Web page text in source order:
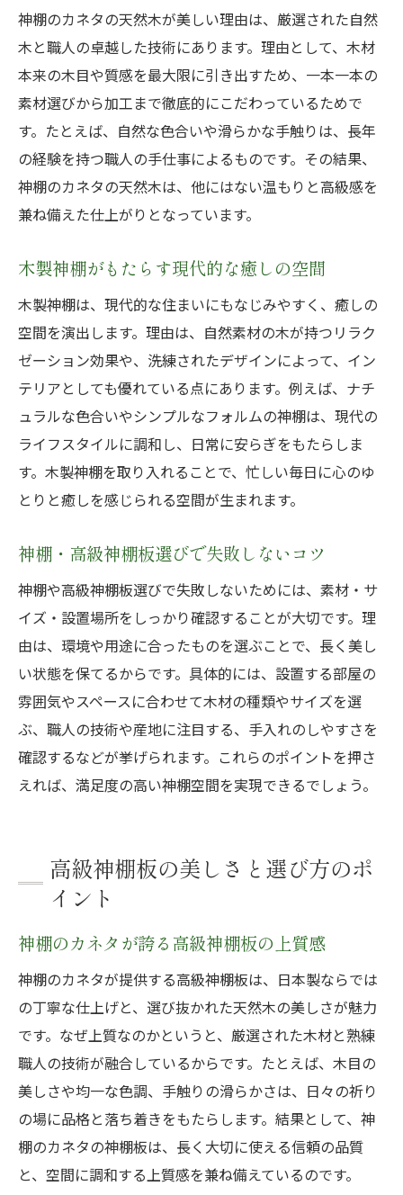
神棚のカネタが伝授する選び方の注意点
神棚のタブー行為と高級神棚板の選定法
神棚・高級神棚板で守るべきマナーとは
天然木神棚設置時の注意点とポイント
雲や榊を引き立てる神棚板の工夫とは
神棚・高級神棚板で雲や榊が映える設計
神棚のカネタ流 榊と雲を美しく飾る方法
雲や白を活かす神棚・高級神棚板の工夫
神棚置物と調和する天然木板の選び方
神棚・高級神棚板で彩る祈りの空間演出
神棚設置で失敗しない天然木の選択法
神棚・高級神棚板選びで後悔しない方法
神棚のカネタ推奨の設置ポイントと注意
神棚雲の貼り方と天然木板の選定ポイント
高級神棚板の選択で失敗しない秘訣とは
神棚と天然木板で叶える理想の祈り空間
神棚のカネタの天然木が美しい理由は、厳選された自然
木と職人の卓越した技術にあります。理由として、木材
本来の木目や質感を最大限に引き出すため、一本一本の
素材選びから加工まで徹底的にこだわっているためで
す。たとえば、自然な色合いや滑らかな手触りは、長年
の経験を持つ職人の手仕事によるものです。その結果、
神棚のカネタの天然木は、他にはない温もりと高級感を
兼ね備えた仕上がりとなっています。
木製神棚がもたらす現代的な癒しの空間
木製神棚は、現代的な住まいにもなじみやすく、癒しの
空間を演出します。理由は、自然素材の木が持つリラク
ゼーション効果や、洗練されたデザインによって、イン
テリアとしても優れている点にあります。例えば、ナチ
ュラルな色合いやシンプルなフォルムの神棚は、現代の
ライフスタイルに調和し、日常に安らぎをもたらしま
す。木製神棚を取り入れることで、忙しい毎日に心のゆ
とりと癒しを感じられる空間が生まれます。
神棚・高級神棚板選びで失敗しないコツ
神棚や高級神棚板選びで失敗しないためには、素材・サ
イズ・設置場所をしっかり確認することが大切です。理
由は、環境や用途に合ったものを選ぶことで、長く美し
い状態を保てるからです。具体的には、設置する部屋の
雰囲気やスペースに合わせて木材の種類やサイズを選
ぶ、職人の技術や産地に注目する、手入れのしやすさを
確認するなどが挙げられます。これらのポイントを押さ
えれば、満足度の高い神棚空間を実現できるでしょう。
高級神棚板の美しさと選び方のポ
イント
神棚のカネタが誇る高級神棚板の上質感
神棚のカネタが提供する高級神棚板は、日本製ならでは
の丁寧な仕上げと、選び抜かれた天然木の美しさが魅力
です。なぜ上質なのかというと、厳選された木材と熟練
職人の技術が融合しているからです。たとえば、木目の
美しさや均一な色調、手触りの滑らかさは、日々の祈り
の場に品格と落ち着きをもたらします。結果として、神
棚のカネタの神棚板は、長く大切に使える信頼の品質
と、空間に調和する上質感を兼ね備えているのです。